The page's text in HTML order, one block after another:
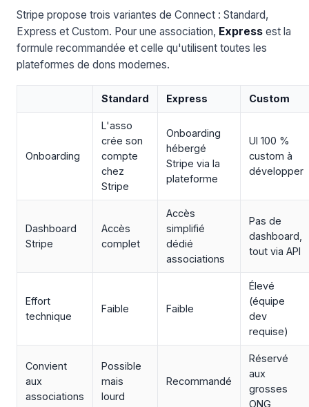
Stripe propose trois variantes de Connect : Standard,
Express et Custom. Pour une association, Express est la
formule recommandée et celle qu'utilisent toutes les
plateformes de dons modernes.
Standard Express Custom
Onboarding
L'asso
crée son
compte
chez
Stripe
Onboarding
hébergé
Stripe via la
plateforme
UI 100 %
custom à
développer
Dashboard
Stripe
Accès
complet
Accès
simplifié
dédié
associations
Pas de
dashboard,
tout via API
Effort
technique
Faible Faible
Élevé
(équipe
dev
requise)
Convient
aux
associations
Possible
mais
lourd
Recommandé
Réservé
aux
grosses
ONG